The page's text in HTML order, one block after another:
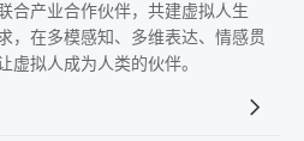
合产业合作伙伴，共建虚拟人生
，在多模感知、多维表达、情感贯
拟人成为人类的伙伴。